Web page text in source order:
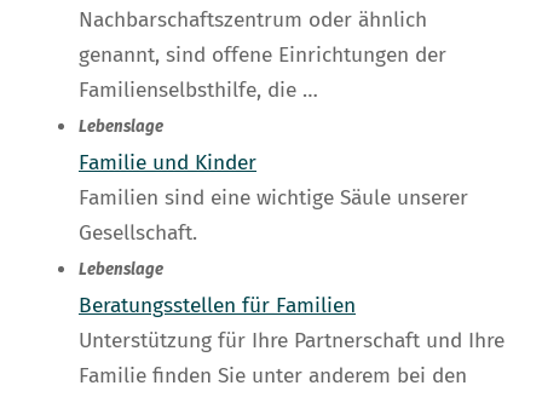
Nachbarschaftszentrum oder ähnlich
genannt, sind offene Einrichtungen der
Familienselbsthilfe, die …
Lebenslage
Familie und Kinder
Familien sind eine wichtige Säule unserer
Gesellschaft.
Lebenslage
Beratungsstellen für Familien
Unterstützung für Ihre Partnerschaft und Ihre
Familie finden Sie unter anderem bei den